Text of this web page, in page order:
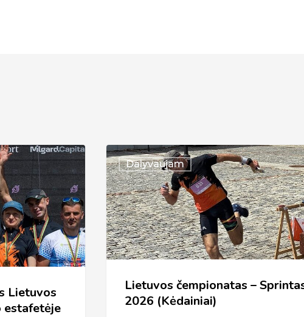
Lietuvos
estafetėje
Dalyvaujam
Lietuvos
čempionatas
–
Sprintas
2026
(Kėdainiai)
Lietuvos čempionatas –
2026 (Kėdainiai)